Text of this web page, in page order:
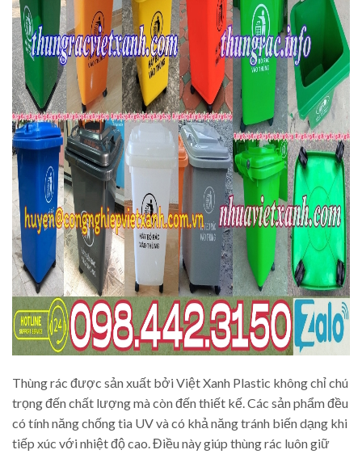
Thùng rác được sản xuất bởi Việt Xanh Plastic không chỉ chú
trọng đến chất lượng mà còn đến thiết kế. Các sản phẩm đều
có tính năng chống tia UV và có khả năng tránh biến dạng khi
tiếp xúc với nhiệt độ cao. Điều này giúp thùng rác luôn giữ